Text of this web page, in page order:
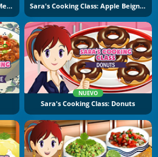
Sara's Cooking Class: Swedish Meatballs Sara's Cooking Class: Apple Beignets
NUEVO
Sara's Cooking Class: Donuts